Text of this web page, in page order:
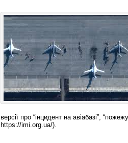
версії про “інцидент на авіабазі”,
https://imi.org.ua/).